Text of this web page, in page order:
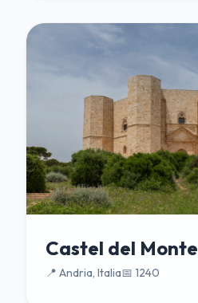
Castel del Monte
📍 Andria, Italia📅 1240